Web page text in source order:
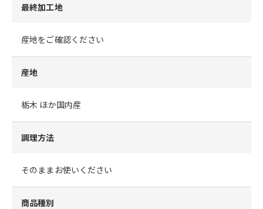
最終加工地
産地をご確認ください
産地
栃木 ほか国内産
調理方法
そのままお使いください
商品種別